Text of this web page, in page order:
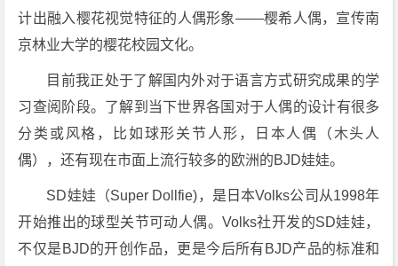
计出融入樱花视觉特征的人偶形象——樱希人偶，宣传南
京林业大学的樱花校园文化。
目前我正处于了解国内外对于语言方式研究成果的学
习查阅阶段。了解到当下世界各国对于人偶的设计有很多
分类或风格，比如球形关节人形，日本人偶（木头人
偶），还有现在市面上流行较多的欧洲的BJD娃娃。
SD娃娃（Super Dollfie)，是日本Volks公司从1998年
开始推出的球型关节可动人偶。Volks社开发的SD娃娃，
不仅是BJD的开创作品，更是今后所有BJD产品的标准和